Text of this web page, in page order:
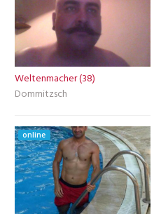
Weltenmacher (38)
Dommitzsch
online